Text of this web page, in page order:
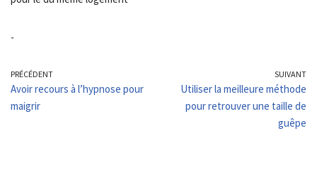
-
PRÉCÉDENT
Avoir recours à l’hypnose pour
maigrir
SUIVANT
Utiliser la meilleure méthode
pour retrouver une taille de
guêpe